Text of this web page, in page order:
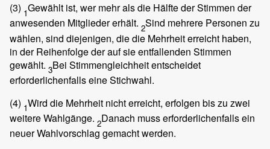
(3) 1Gewählt ist, wer mehr als die Hälfte der Stimmen der
anwesenden Mitglieder erhält. 2Sind mehrere Personen zu
wählen, sind diejenigen, die die Mehrheit erreicht haben,
in der Reihenfolge der auf sie entfallenden Stimmen
gewählt. 3Bei Stimmengleichheit entscheidet
erforderlichenfalls eine Stichwahl.
(4) 1Wird die Mehrheit nicht erreicht, erfolgen bis zu zwei
weitere Wahlgänge. 2Danach muss erforderlichenfalls ein
neuer Wahlvorschlag gemacht werden.